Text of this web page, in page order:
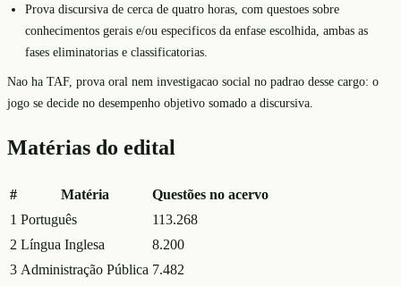
Prova discursiva de cerca de quatro horas, com questoes sobre
conhecimentos gerais e/ou especificos da enfase escolhida, ambas as
fases eliminatorias e classificatorias.
Nao ha TAF, prova oral nem investigacao social no padrao desse cargo: o
jogo se decide no desempenho objetivo somado a discursiva.
Matérias do edital
# Matéria
Questões no acervo
1 Português
113.268
2 Língua Inglesa
8.200
3 Administração Pública 7.482